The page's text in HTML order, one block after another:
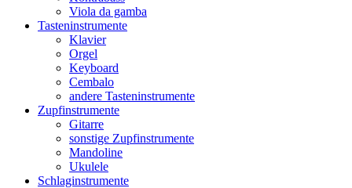
Viola da gamba
Tasteninstrumente
Klavier
Orgel
Keyboard
Cembalo
andere Tasteninstrumente
Zupfinstrumente
Gitarre
sonstige Zupfinstrumente
Mandoline
Ukulele
Schlaginstrumente